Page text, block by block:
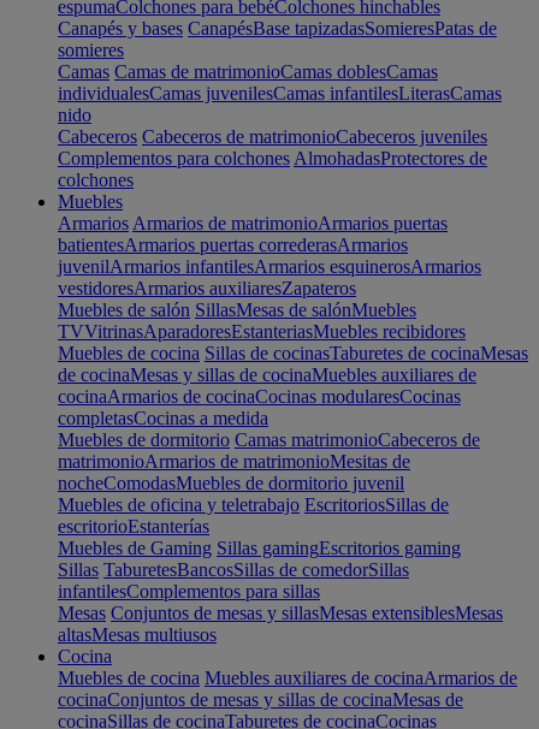
espumaColchones para bebéColchones hinchables
Canapés y bases CanapésBase tapizadasSomieresPatas de
somieres
Camas Camas de matrimonioCamas doblesCamas
individualesCamas juvenilesCamas infantilesLiterasCamas
nido
Cabeceros Cabeceros de matrimonioCabeceros juveniles
Complementos para colchones AlmohadasProtectores de
colchones
Muebles
Armarios Armarios de matrimonioArmarios puertas
batientesArmarios puertas correderasArmarios
juvenilArmarios infantilesArmarios esquinerosArmarios
vestidoresArmarios auxiliaresZapateros
Muebles de salón SillasMesas de salónMuebles
TVVitrinasAparadoresEstanteriasMuebles recibidores
Muebles de cocina Sillas de cocinasTaburetes de cocinaMesas
de cocinaMesas y sillas de cocinaMuebles auxiliares de
cocinaArmarios de cocinaCocinas modularesCocinas
completasCocinas a medida
Muebles de dormitorio Camas matrimonioCabeceros de
matrimonioArmarios de matrimonioMesitas de
nocheComodasMuebles de dormitorio juvenil
Muebles de oficina y teletrabajo EscritoriosSillas de
escritorioEstanterías
Muebles de Gaming Sillas gamingEscritorios gaming
Sillas TaburetesBancosSillas de comedorSillas
infantilesComplementos para sillas
Mesas Conjuntos de mesas y sillasMesas extensiblesMesas
altasMesas multiusos
Cocina
Muebles de cocina Muebles auxiliares de cocinaArmarios de
cocinaConjuntos de mesas y sillas de cocinaMesas de
cocinaSillas de cocinaTaburetes de cocinaCocinas